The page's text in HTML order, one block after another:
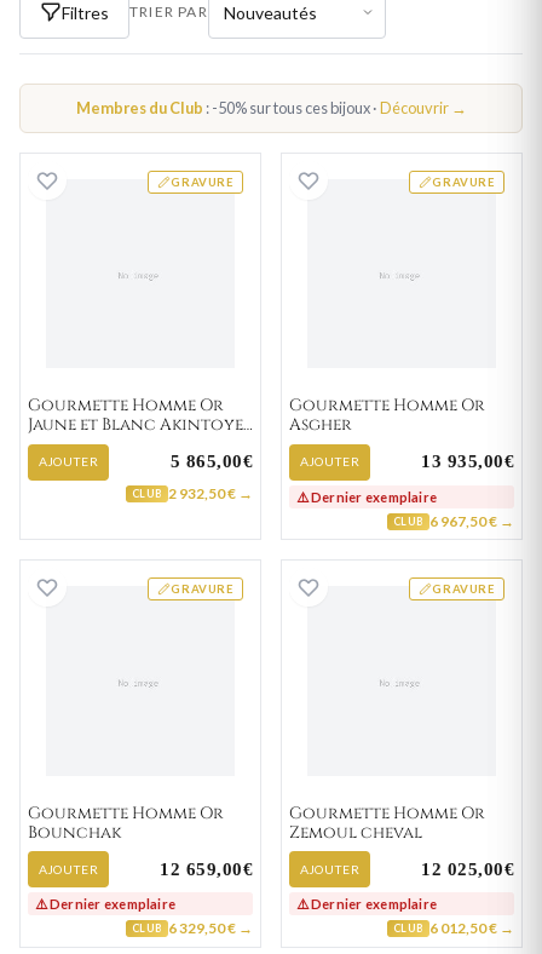
Filtres
TRIER PAR
Membres du Club : -50% sur tous ces bijoux ·Découvrir →
GRAVURE
Gourmette Homme Or Jaune et Blanc Akintoye
Gourmette Homme Or
Jaune et Blanc Akintoye
fantaisie
AJOUTER 5 865,00€
CLUB 2 932,50 € →
GRAVURE
Gourmette
Gourmette Homme Or
Asgher
AJOUTER 13 935,00€
⚠️ Dernier exemplaire
CLUB 6 967,50 € →
GRAVURE
Gourmette Homme Or Bounchak
Gourmette Homme Or
Bounchak
AJOUTER 12 659,00€
⚠️ Dernier exemplaire
CLUB 6 329,50 € →
GRAVURE
Gourmette
Gourmette Homme Or
Zemoul cheval
AJOUTER 12 025,00€
⚠️ Dernier exemplaire
CLUB 6 012,50 € →